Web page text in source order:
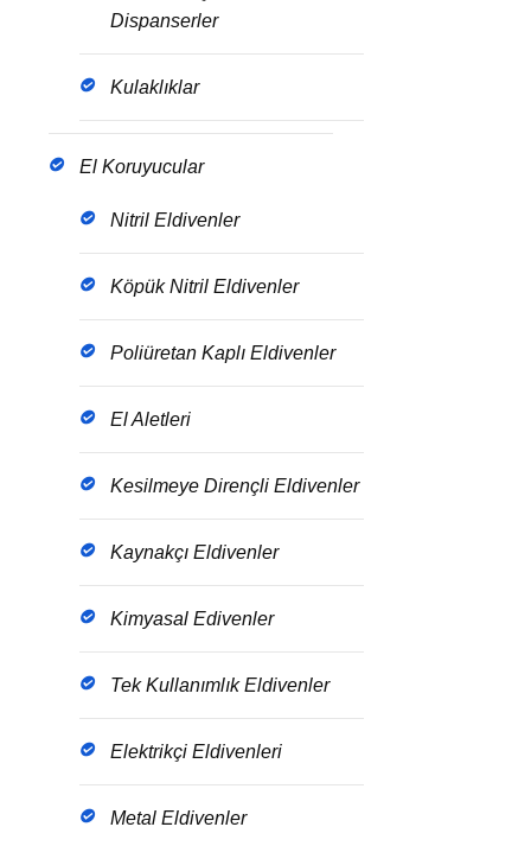
Dispanserler
Kulaklıklar
El Koruyucular
Nitril Eldivenler
Köpük Nitril Eldivenler
Poliüretan Kaplı Eldivenler
El Aletleri
Kesilmeye Dirençli Eldivenler
Kaynakçı Eldivenler
Kimyasal Edivenler
Tek Kullanımlık Eldivenler
Elektrikçi Eldivenleri
Metal Eldivenler